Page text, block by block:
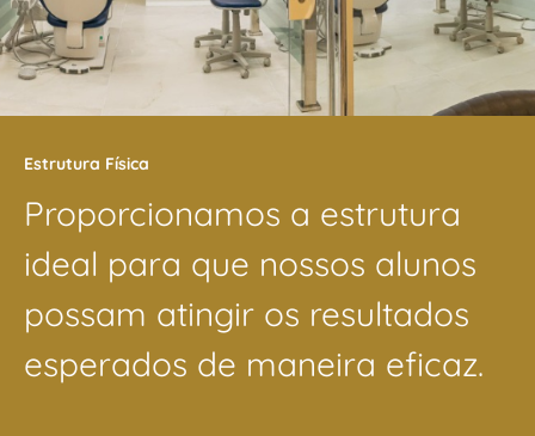
Estrutura Física
Proporcionamos a estrutura
ideal para que nossos alunos
possam atingir os resultados
esperados de maneira eficaz.